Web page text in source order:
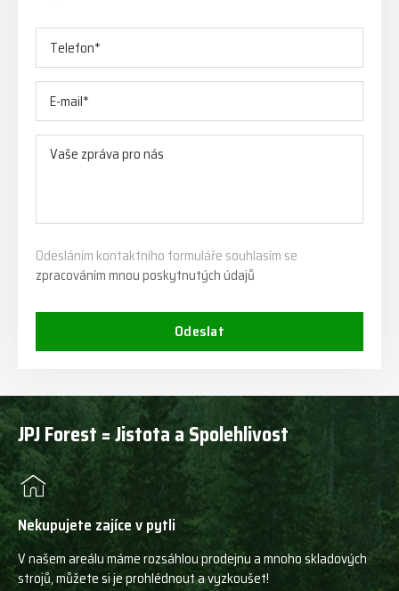
Odesláním kontaktního formuláře souhlasím se
zpracováním mnou poskytnutých údajů
Odeslat
JPJ Forest = Jistota a Spolehlivost
Nekupujete zajíce v pytli
V našem areálu máme rozsáhlou prodejnu a mnoho skladových
strojů, můžete si je prohlédnout a vyzkoušet!